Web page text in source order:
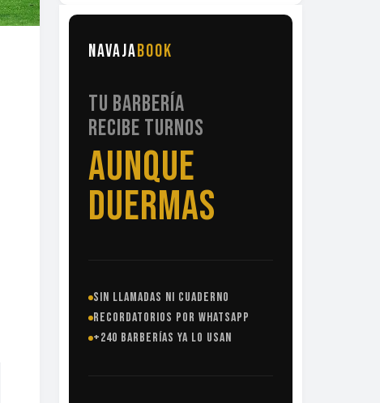
NAVAJABOOK
TU BARBERÍA
RECIBE TURNOS
SIN
LLAMADAS
SIN LLAMADAS NI CUADERNO
RECORDATORIOS POR WHATSAPP
+240 BARBERÍAS YA LO USAN